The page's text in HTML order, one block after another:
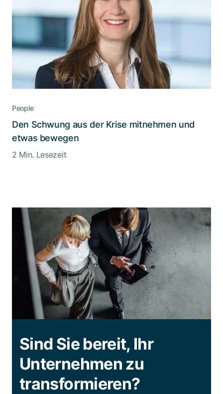
People
Den Schwung aus der Krise mitnehmen und
etwas bewegen
2 Min. Lesezeit
Sind Sie bereit, Ihr
Unternehmen zu
transformieren?